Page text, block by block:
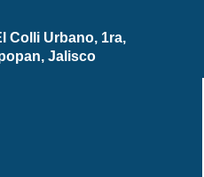
Colli Urbano, 1ra,
Jalisco